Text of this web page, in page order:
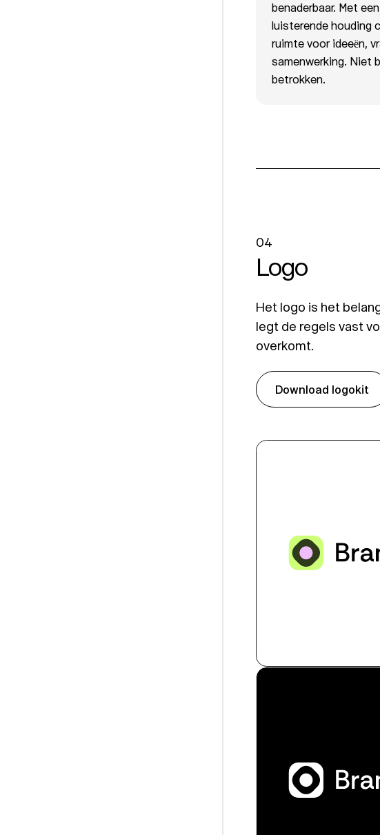
benaderbaar. Met
luisterende houding
ruimte voor ideeën,
samenwerking. Niet
betrokken.
04
Logo
Het logo is het
legt de regels vast
overkomt.
Download logokit